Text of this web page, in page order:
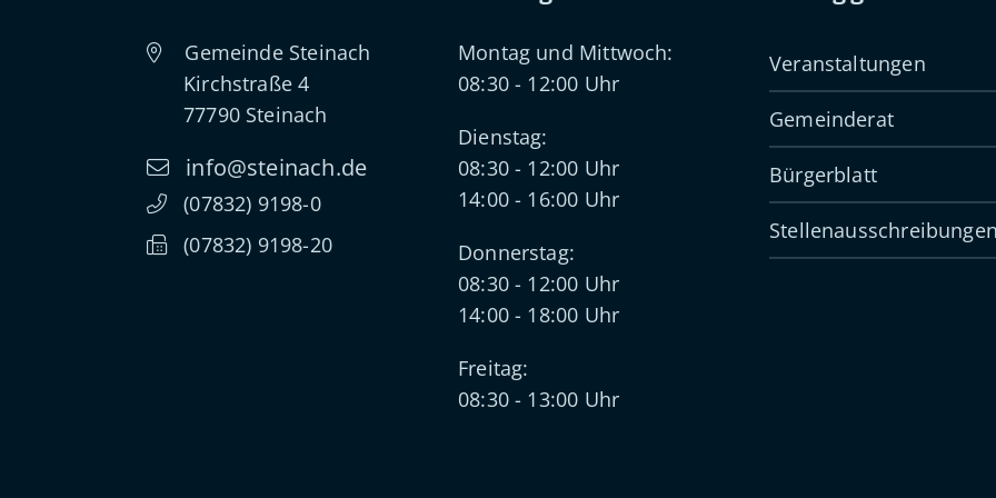
Gemeinde Steinach
Kirchstraße 4
77790 Steinach
info@steinach.de
(07832) 9198-0
(07832) 9198-20
Montag und Mittwoch:
08:30 - 12:00 Uhr
Dienstag:
08:30 - 12:00 Uhr
14:00 - 16:00 Uhr
Donnerstag:
08:30 - 12:00 Uhr
14:00 - 18:00 Uhr
Freitag:
08:30 - 13:00 Uhr
Veranstaltungen
Gemeinderat
Bürgerblatt